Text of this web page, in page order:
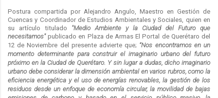
Postura compartida por Alejandro Angulo, Maestro en Gestión de
Cuencas y Coordinador de Estudios Ambientales y Sociales, quien en
su artículo titulado "Medio Ambiente y la Ciudad del Futuro que
necesitamos"publicado en Plaza de Armas El Portal de Querétaro del
12 de Noviembre del presente advierte que; “Nos encontramos en un
momento determinante para construir el imaginario urbano del futuro
próximo en la Ciudad de Querétaro. Y sin lugar a dudas, dicho imaginario
urbano debe considerar la dimensión ambiental en varios rubros, como la
eficiencia energética y el uso de energías renovables, la gestión de los
residuos desde un enfoque de economía circular, la movilidad de bajas